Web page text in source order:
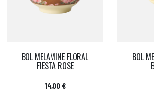
BOL MELAMINE FLORAL
FIESTA ROSE
Prix
14,00 €
BOL